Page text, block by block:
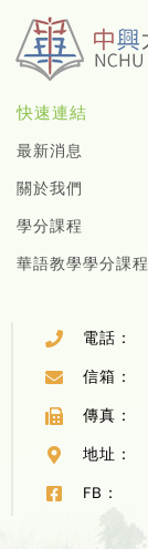
快速連結
最新消息
關於我們
學分課程
華語教學學分課程
電話：
信箱：
傳真：
地址：
FB：